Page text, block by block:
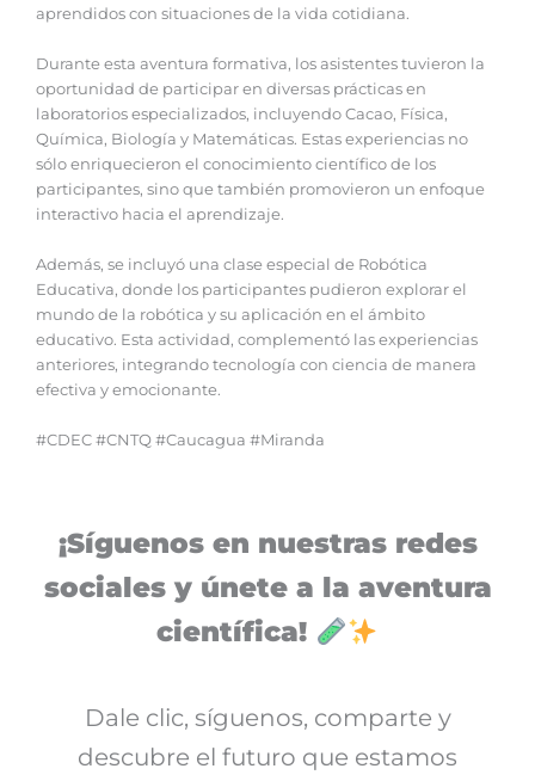
aprendidos con situaciones de la vida cotidiana.
Durante esta aventura formativa, los asistentes tuvieron la
oportunidad de participar en diversas prácticas en
laboratorios especializados, incluyendo Cacao, Física,
Química, Biología y Matemáticas. Estas experiencias no
sólo enriquecieron el conocimiento científico de los
participantes, sino que también promovieron un enfoque
interactivo hacia el aprendizaje.
Además, se incluyó una clase especial de Robótica
Educativa, donde los participantes pudieron explorar el
mundo de la robótica y su aplicación en el ámbito
educativo. Esta actividad, complementó las experiencias
anteriores, integrando tecnología con ciencia de manera
efectiva y emocionante.
#CDEC #CNTQ #Caucagua #Miranda
¡Síguenos en nuestras redes
sociales y únete a la aventura
científica!
Dale clic, síguenos, comparte y
descubre el futuro que estamos